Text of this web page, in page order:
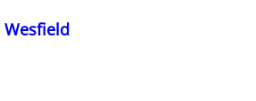
Wesfield